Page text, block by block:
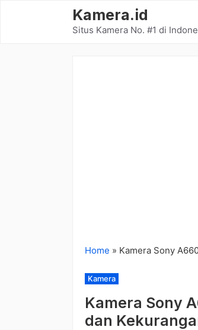
Kamera.id
Situs Kamera No. #1 di
Home » Kamera Sony
Kategori
Kamera
Kamera Sony
dan